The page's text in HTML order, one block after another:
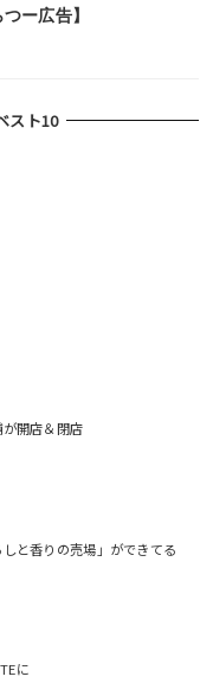
ー広告】
スト10
開店＆閉店
と香りの売場」ができてる
に